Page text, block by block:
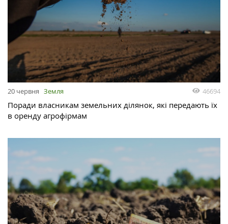
20 червня Земля 46694
Поради власникам земельних ділянок, які передають їх
в оренду агрофірмам